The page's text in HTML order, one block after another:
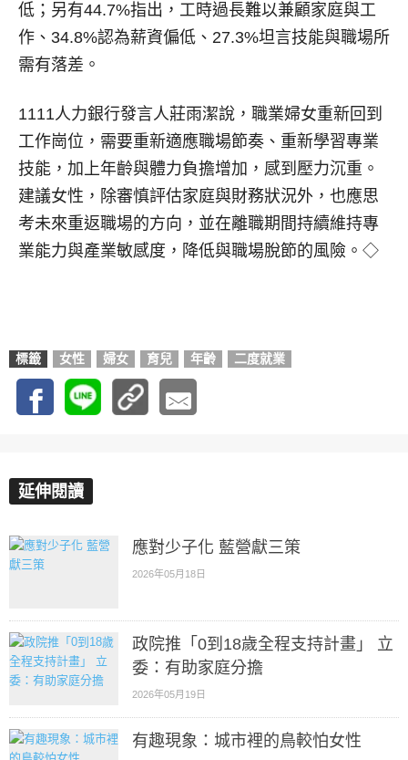
低；另有44.7%指出，工時過長難以兼顧家庭與工
作、34.8%認為薪資偏低、27.3%坦言技能與職場所
需有落差。
1111人力銀行發言人莊雨潔說，職業婦女重新回到
工作崗位，需要重新適應職場節奏、重新學習專業
技能，加上年齡與體力負擔增加，感到壓力沉重。
建議女性，除審慎評估家庭與財務狀況外，也應思
考未來重返職場的方向，並在離職期間持續維持專
業能力與產業敏感度，降低與職場脫節的風險。◇
標籤 女性 婦女 育兒 年齡 二度就業
延伸閱讀
應對少子化 藍營獻三策
2026年05月18日
政院推「0到18歲全程支持計畫」 立
委：有助家庭分擔
2026年05月19日
有趣現象：城市裡的鳥較怕女性